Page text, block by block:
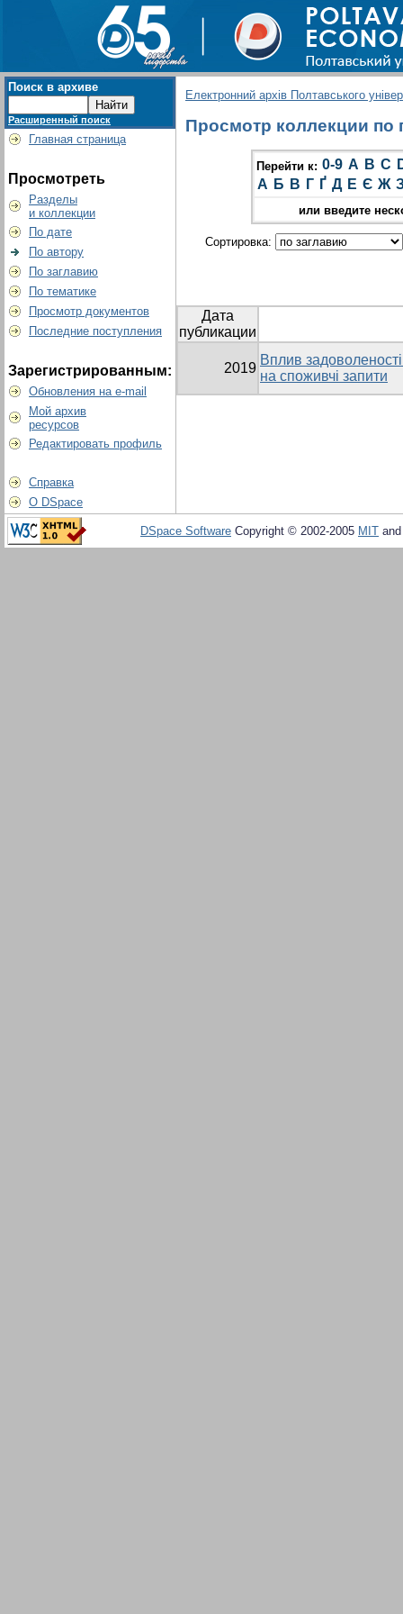
Поиск в архиве
Расширенный поиск
Главная страница
Просмотреть
Разделы
и коллекции
По дате
По автору
По заглавию
По тематике
Просмотр документов
Последние поступления
Зарегистрированным:
Обновления на e-mail
Мой архив
ресурсов
Редактировать профиль
Справка
О DSpace
Електронний архів Полтавського
Просмотр коллекции по
Перейти к: 0-9 A B C
А Б В Г Ґ Д Е Є Ж
или введите
Сортировка:
Дата
публикации
2019
Вплив
на споживчі запити
DSpace Software Copyright © 2002-2005 MIT